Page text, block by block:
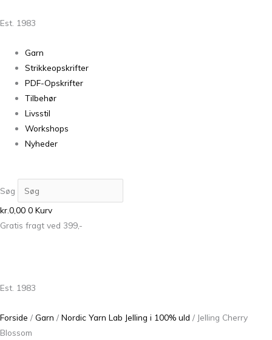
Est. 1983
Garn
Strikkeopskrifter
PDF-Opskrifter
Tilbehør
Livsstil
Workshops
Nyheder
Søg
kr.0,00 0 Kurv
Gratis fragt ved 399,-
Est. 1983
Forside / Garn / Nordic Yarn Lab Jelling i 100% uld / Jelling Cherry
Blossom